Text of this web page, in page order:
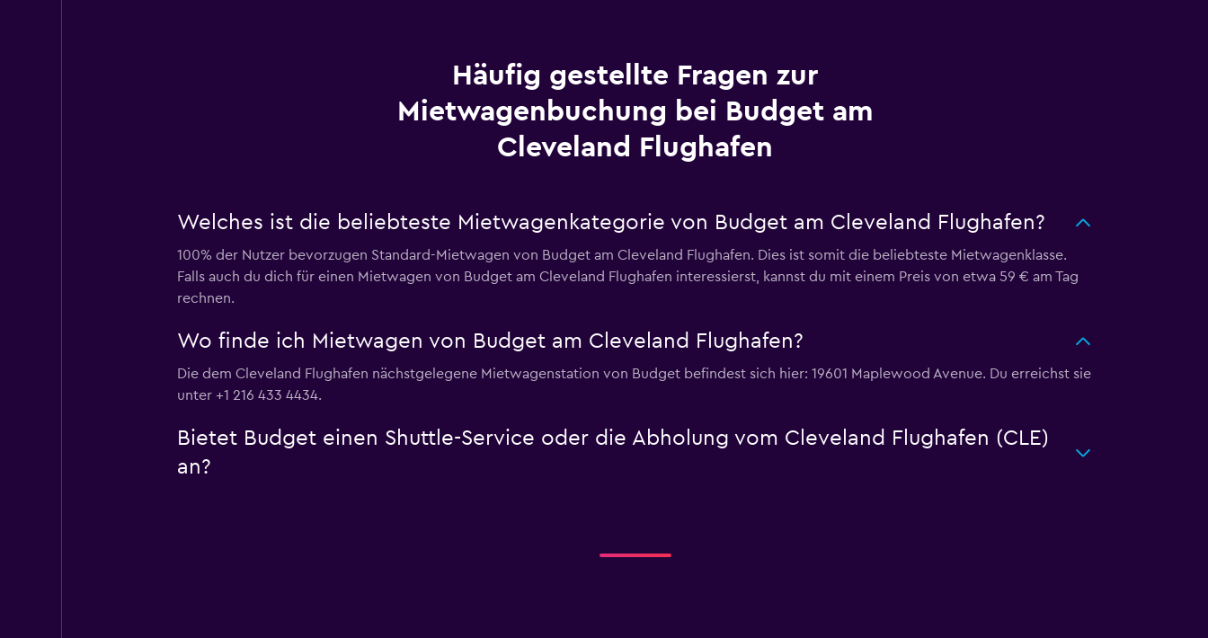
Häufig gestellte Fragen zur
Mietwagenbuchung bei Budget am
Cleveland Flughafen
Welches ist die beliebteste Mietwagenkategorie von Budget am Cleveland Flughafen?
100% der Nutzer bevorzugen Standard-Mietwagen von Budget am Cleveland Flughafen. Dies ist somit die beliebteste Mietwagenklasse.
Falls auch du dich für einen Mietwagen von Budget am Cleveland Flughafen interessierst, kannst du mit einem Preis von etwa 59 € am Tag
rechnen.
Wo finde ich Mietwagen von Budget am Cleveland Flughafen?
Die dem Cleveland Flughafen nächstgelegene Mietwagenstation von Budget befindest sich hier: 19601 Maplewood Avenue. Du erreichst sie
unter +1 216 433 4434.
Bietet Budget einen Shuttle-Service oder die Abholung vom Cleveland Flughafen (CLE)
an?